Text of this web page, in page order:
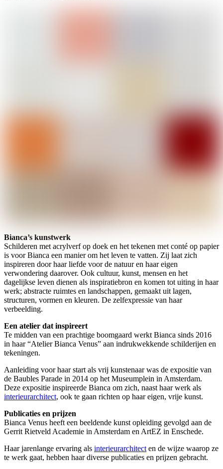
Bianca’s kunstwerk
Schilderen met acrylverf op doek en het tekenen met conté op papier
is voor Bianca een manier om het leven te vatten. Zij laat zich
inspireren door haar liefde voor de natuur en haar eigen
verwondering daarover. Ook cultuur, kunst, mensen en het
dagelijkse leven dienen als inspiratiebron en komen tot uiting in haar
werk; abstracte ruimtes en landschappen, gemaakt uit lagen,
structuren, vormen en kleuren. De zelfexpressie van haar
verbeelding.
Een atelier dat inspireert
Te midden van een prachtige boomgaard werkt Bianca sinds 2016
in haar “Atelier Bianca Venus” aan indrukwekkende schilderijen en
tekeningen.
Aanleiding voor haar start als vrij kunstenaar was de expositie van
de Baubles Parade in 2014 op het Museumplein in Amsterdam.
Deze expositie inspireerde Bianca om zich, naast haar werk als
interieurarchitect, ook te gaan richten op haar eigen, vrije kunst.
Publicaties en prijzen
Bianca Venus heeft een beeldende kunst opleiding gevolgd aan de
Gerrit Rietveld Academie in Amsterdam en ArtEZ in Enschede.
Haar jarenlange ervaring als interieurarchitect en de wijze waarop ze
te werk gaat, hebben haar diverse publicaties en prijzen gebracht.